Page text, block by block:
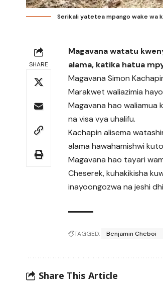
Serikali yatetea mpango wake wa
SHARE
Magavana watatu
alama, katika hatua
Magavana Simon
Marakwet waliazimia
Magavana hao waliamua
na visa vya uhalifu.
Kachapin alisema
alama hawahamishwi
Magavana hao tayari
Cheserek, kuhakikisha
inayoongozwa na jeshi
TAGGED: Benjamin Cheboi
Share This Article